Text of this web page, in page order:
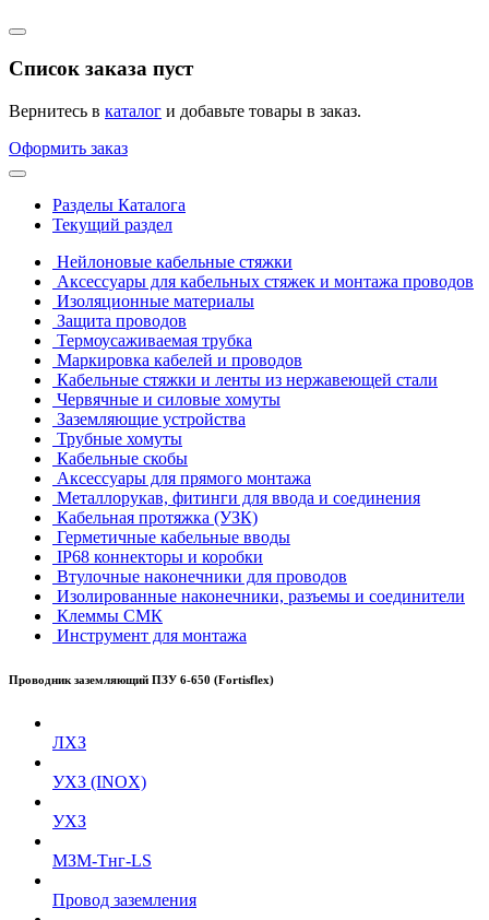
Список заказа пуст
Вернитесь в каталог и добавьте товары в заказ.
Оформить заказ
Разделы Каталога
Текущий раздел
Нейлоновые кабельные стяжки
Аксессуары для кабельных стяжек и монтажа проводов
Изоляционные материалы
Защита проводов
Термоусаживаемая трубка
Маркировка кабелей и проводов
Кабельные стяжки и ленты из нержавеющей стали
Червячные и силовые хомуты
Заземляющие устройства
Трубные хомуты
Кабельные скобы
Аксессуары для прямого монтажа
Металлорукав, фитинги для ввода и соединения
Кабельная протяжка (УЗК)
Герметичные кабельные вводы
IP68 коннекторы и коробки
Втулочные наконечники для проводов
Изолированные наконечники, разъемы и соединители
Клеммы СМК
Инструмент для монтажа
Проводник заземляющий ПЗУ 6-650 (Fortisflex)
ЛХЗ
УХЗ (INOX)
УХЗ
МЗМ-Тнг-LS
Провод заземления